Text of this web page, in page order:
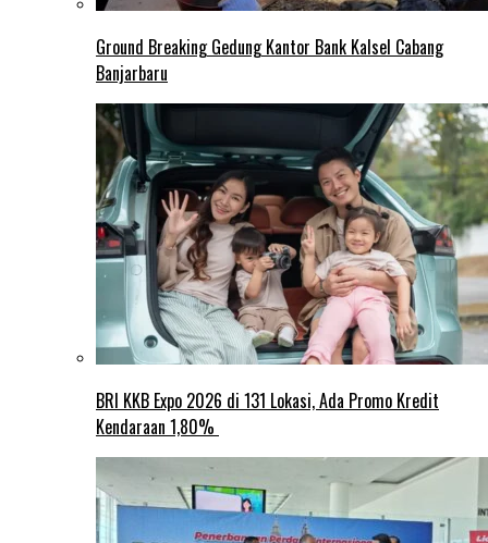
Ground Breaking Gedung Kantor Bank Kalsel Cabang
Banjarbaru
BRI KKB Expo 2026 di 131 Lokasi, Ada Promo Kredit
Kendaraan 1,80%